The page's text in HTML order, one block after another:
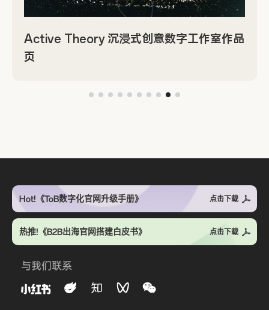
Active Theory 沉浸式创意数字工作室作品
页
Hot!《ToB数字化官网升级手册》 点击下载
热推!《B2B出海官网搭建白皮书》 点击下载
与我们联系